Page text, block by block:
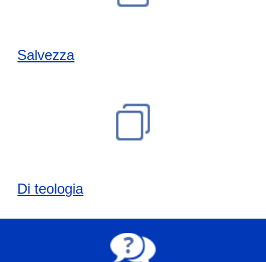
Salvezza
Di teologia